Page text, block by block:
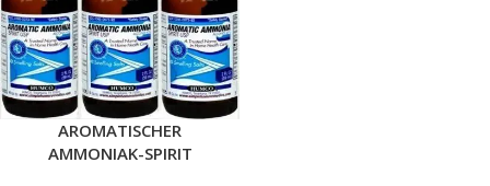
AROMATISCHER
AMMONIAK-SPIRIT